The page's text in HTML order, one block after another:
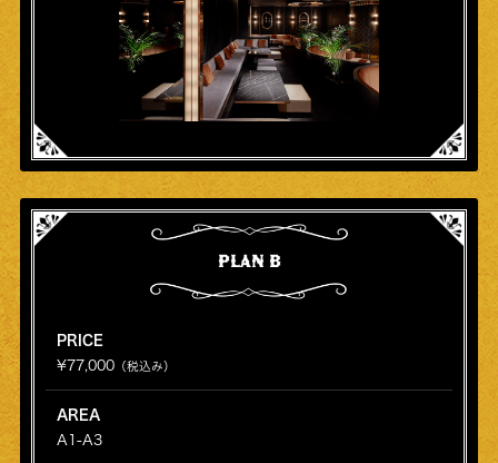
PLAN B
PRICE
¥77,000 （税込み）
AREA
A1-A3